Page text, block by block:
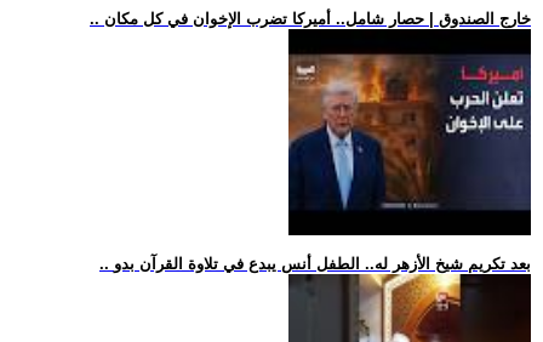
.. خارج الصندوق | حصار شامل.. أميركا تضرب الإخوان في كل مكان
.. بعد تكريم شيخ الأزهر له.. الطفل أنس يبدع في تلاوة القرآن بدو